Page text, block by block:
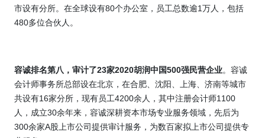
市设有分所。在全球设有80个办公室，员工总数逾1万人，包括
480多位合伙人。
容诚排名第八，审计了23家2020胡润中国500强民营企业。容诚
会计师事务所总部设在北京，在合肥、沈阳、上海、济南等城市
共设有16家分所，现有员工4200余人，其中注册会计师1100
人，成立30余年来，容诚深耕资本市场专业服务领域，先后为
300余家A股上市公司提供审计服务，为数百家拟上市公司提供专